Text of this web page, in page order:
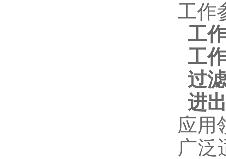
工作
工
工
过
进
应用
广泛